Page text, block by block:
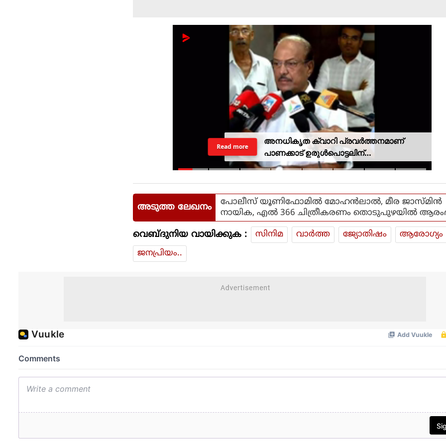
അനധികൃത ക്വാറി പ്രവര്‍ത്തനമാണ്
പാണക്കാട് ഉരുള്‍പൊട്ടലിന്
കാരണമായതെന്ന് മന്ത്രി പികെ
Read more
അടുത്ത ലേഖനം
പോലീസ് യൂണിഫോമിൽ മോഹൻലാൽ, മീര ജാസ്മിൻ
നായിക, എൽ 366 ചിത്രീകരണം തൊടുപുഴയിൽ
വെബ്ദുനിയ വായിക്കുക : സിനിമ വാര്‍ത്ത ജ്യോതിഷം
ആരോഗ്യം
ജനപ്രിയം..